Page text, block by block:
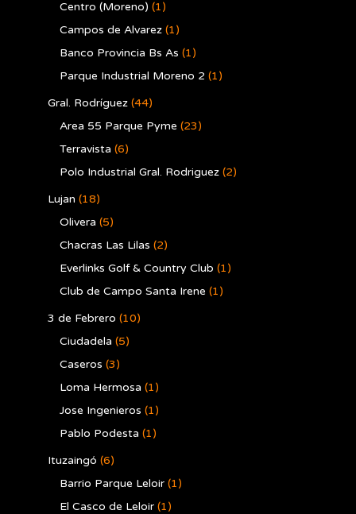
Centro (Moreno) (1)
Campos de Alvarez (1)
Banco Provincia Bs As (1)
Parque Industrial Moreno 2 (1)
Gral. Rodríguez (44)
Area 55 Parque Pyme (23)
Terravista (6)
Polo Industrial Gral. Rodriguez (2)
Lujan (18)
Olivera (5)
Chacras Las Lilas (2)
Everlinks Golf & Country Club (1)
Club de Campo Santa Irene (1)
3 de Febrero (10)
Ciudadela (5)
Caseros (3)
Loma Hermosa (1)
Jose Ingenieros (1)
Pablo Podesta (1)
Ituzaingó (6)
Barrio Parque Leloir (1)
El Casco de Leloir (1)